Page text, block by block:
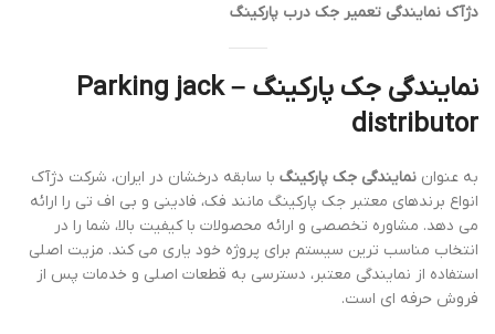
دژآک نمایندگی تعمیر جک درب پارکینگ
نمایندگی جک پارکینگ – Parking jack
distributor
به عنوان نمایندگی جک پارکینگ با سابقه درخشان در ایران، شرکت دژآک
انواع برندهای معتبر جک پارکینگ مانند فک، فادینی و بی اف تی را ارائه
می دهد. مشاوره تخصصی و ارائه محصولات با کیفیت بالا، شما را در
انتخاب مناسب ترین سیستم برای پروژه خود یاری می کند. مزیت اصلی
استفاده از نمایندگی معتبر، دسترسی به قطعات اصلی و خدمات پس از
فروش حرفه ای است.